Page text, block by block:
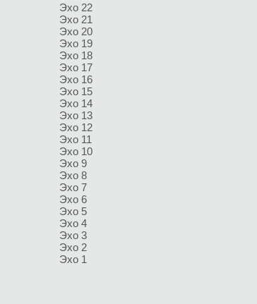
Эхо 22
Эхо 21
Эхо 20
Эхо 19
Эхо 18
Эхо 17
Эхо 16
Эхо 15
Эхо 14
Эхо 13
Эхо 12
Эхо 11
Эхо 10
Эхо 9
Эхо 8
Эхо 7
Эхо 6
Эхо 5
Эхо 4
Эхо 3
Эхо 2
Эхо 1